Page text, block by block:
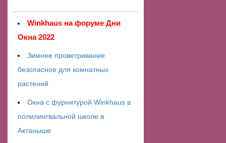
Winkhaus на форуме Дни
Окна 2022
Зимнее проветривание
безопасное для комнатных
растений
Окна с фурнитурой Winkhaus в
полилингвальной школе в
Актаныше